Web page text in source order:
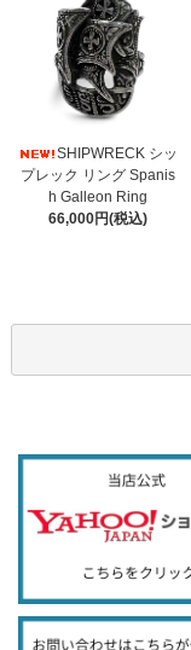
SHIPWRECK シッ
プレック リング Spanis
h Galleon Ring
66,000円(税込)